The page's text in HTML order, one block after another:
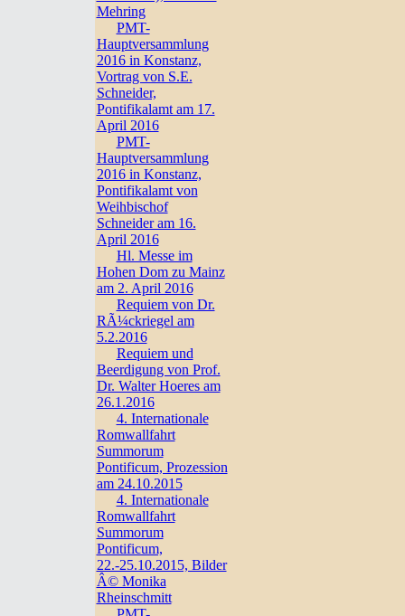
Mehring
PMT-
Hauptversammlung
2016 in Konstanz,
Vortrag von S.E.
Schneider,
Pontifikalamt am 17.
April 2016
PMT-
Hauptversammlung
2016 in Konstanz,
Pontifikalamt von
Weihbischof
Schneider am 16.
April 2016
Hl. Messe im
Hohen Dom zu Mainz
am 2. April 2016
Requiem von Dr.
RÃ¼ckriegel am
5.2.2016
Requiem und
Beerdigung von Prof.
Dr. Walter Hoeres am
26.1.2016
4. Internationale
Romwallfahrt
Summorum
Pontificum, Prozession
am 24.10.2015
4. Internationale
Romwallfahrt
Summorum
Pontificum,
22.-25.10.2015, Bilder
Â© Monika
Rheinschmitt